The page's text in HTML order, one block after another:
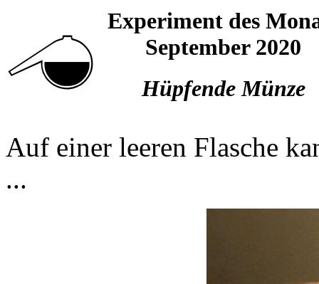
Experiment des
September 2020
Hüpfende Münze
Auf einer leeren Flasche
...